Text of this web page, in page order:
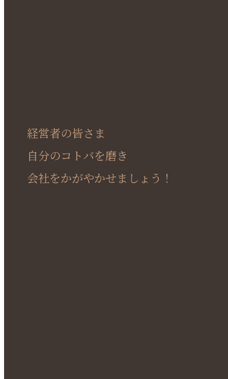
経営者の皆さま
自分のコトバを磨き
会社をかがやかせましょう！